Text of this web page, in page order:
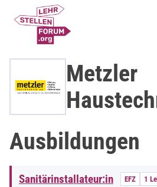
Metzler
Ausbildungen
Sanitärinstallateur:in EFZ 1